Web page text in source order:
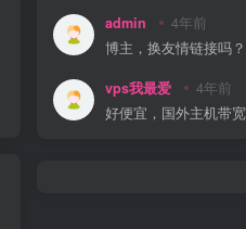
admin 4年前
博主，换友情链接吗？
vps我最爱 4年前
好便宜，国外主机带